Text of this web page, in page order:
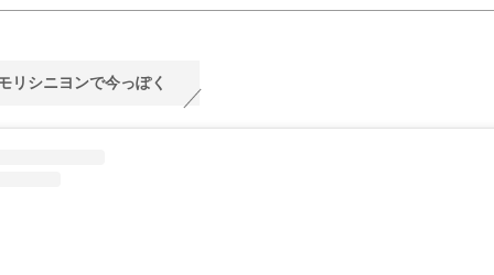
リシニヨンで今っぽく